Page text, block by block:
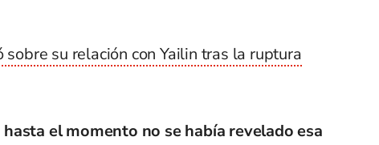
su relación con Yailin tras la ruptura
hasta el momento no se había revelado esa